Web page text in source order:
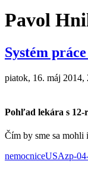
Pavol
Systém
piatok, 16. máj 2014,
Pohľad lekára s
Čím by sme sa mohli
nemocniceUSAzp-